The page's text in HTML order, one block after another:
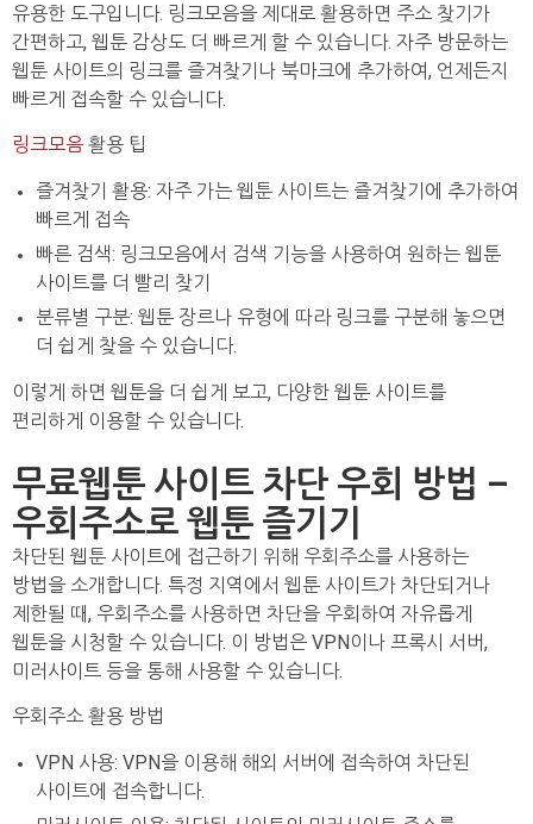
유용한 도구입니다. 링크모음을 제대로 활용하면 주소 찾기가
간편하고, 웹툰 감상도 더 빠르게 할 수 있습니다. 자주 방문하는
웹툰 사이트의 링크를 즐겨찾기나 북마크에 추가하여, 언제든지
빠르게 접속할 수 있습니다.
링크모음 활용 팁
즐겨찾기 활용: 자주 가는 웹툰 사이트는 즐겨찾기에 추가하여
빠르게 접속
빠른 검색: 링크모음에서 검색 기능을 사용하여 원하는 웹툰
사이트를 더 빨리 찾기
분류별 구분: 웹툰 장르나 유형에 따라 링크를 구분해 놓으면
더 쉽게 찾을 수 있습니다.
이렇게 하면 웹툰을 더 쉽게 보고, 다양한 웹툰 사이트를
편리하게 이용할 수 있습니다.
무료웹툰 사이트 차단 우회 방법 –
우회주소로 웹툰 즐기기
차단된 웹툰 사이트에 접근하기 위해 우회주소를 사용하는
방법을 소개합니다. 특정 지역에서 웹툰 사이트가 차단되거나
제한될 때, 우회주소를 사용하면 차단을 우회하여 자유롭게
웹툰을 시청할 수 있습니다. 이 방법은 VPN이나 프록시 서버,
미러사이트 등을 통해 사용할 수 있습니다.
우회주소 활용 방법
VPN 사용: VPN을 이용해 해외 서버에 접속하여 차단된
사이트에 접속합니다.